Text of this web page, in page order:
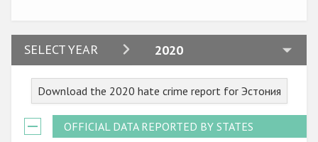
SELECT YEAR 2020
2024
2022
2021
Download the 2020 hate crime report for Эстония
OFFICIAL DATA REPORTED BY STATES